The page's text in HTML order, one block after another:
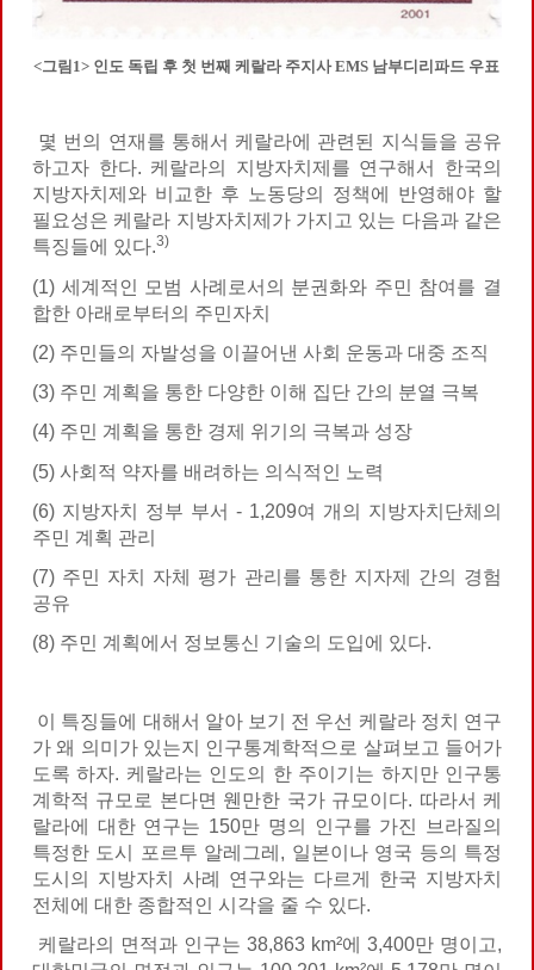
<그림1> 인도 독립 후 첫 번째 케랄라 주지사 EMS 남부디리파드 우표
몇 번의 연재를 통해서 케랄라에 관련된 지식들을 공유
하고자 한다. 케랄라의 지방자치제를 연구해서 한국의
지방자치제와 비교한 후 노동당의 정책에 반영해야 할
필요성은 케랄라 지방자치제가 가지고 있는 다음과 같은
특징들에 있다.3)
(1) 세계적인 모범 사례로서의 분권화와 주민 참여를 결
합한 아래로부터의 주민자치
(2) 주민들의 자발성을 이끌어낸 사회 운동과 대중 조직
(3) 주민 계획을 통한 다양한 이해 집단 간의 분열 극복
(4) 주민 계획을 통한 경제 위기의 극복과 성장
(5) 사회적 약자를 배려하는 의식적인 노력
(6) 지방자치 정부 부서 - 1,209여 개의 지방자치단체의
주민 계획 관리
(7) 주민 자치 자체 평가 관리를 통한 지자제 간의 경험
공유
(8) 주민 계획에서 정보통신 기술의 도입에 있다.
이 특징들에 대해서 알아 보기 전 우선 케랄라 정치 연구
가 왜 의미가 있는지 인구통계학적으로 살펴보고 들어가
도록 하자. 케랄라는 인도의 한 주이기는 하지만 인구통
계학적 규모로 본다면 웬만한 국가 규모이다. 따라서 케
랄라에 대한 연구는 150만 명의 인구를 가진 브라질의
특정한 도시 포르투 알레그레, 일본이나 영국 등의 특정
도시의 지방자치 사례 연구와는 다르게 한국 지방자치
전체에 대한 종합적인 시각을 줄 수 있다.
케랄라의 면적과 인구는 38,863 km²에 3,400만 명이고,